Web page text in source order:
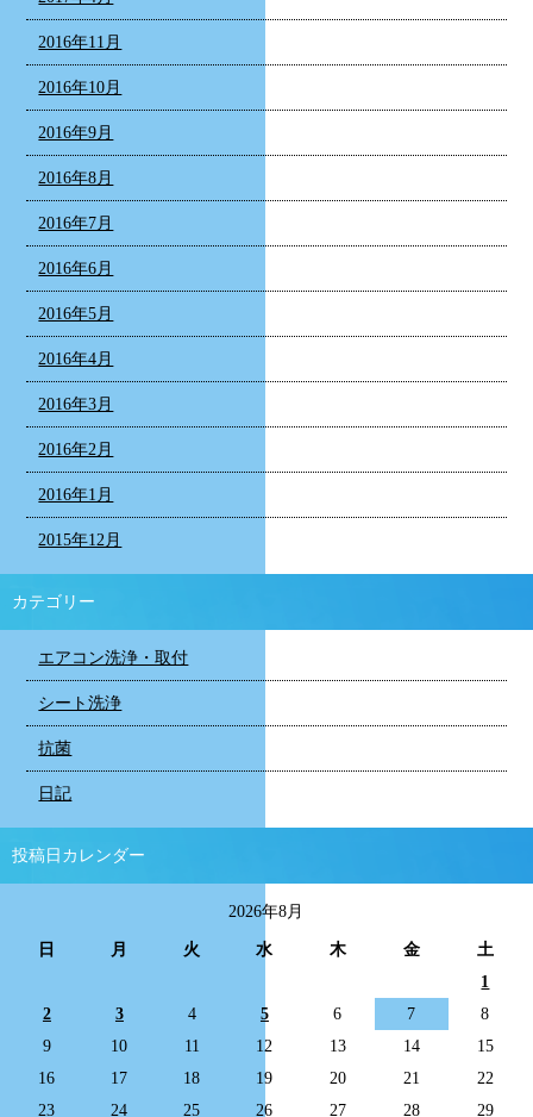
2016年11月
2016年10月
2016年9月
2016年8月
2016年7月
2016年6月
2016年5月
2016年4月
2016年3月
2016年2月
2016年1月
2015年12月
カテゴリー
エアコン洗浄・取付
シート洗浄
抗菌
日記
投稿日カレンダー
2026年8月
日 月 火 水 木 金
土
1
2
3 4 5 6 7
8
9
10 11 12 13 14
15
16
17 18 19 20 21
22
23
24 25 26 27 28 29